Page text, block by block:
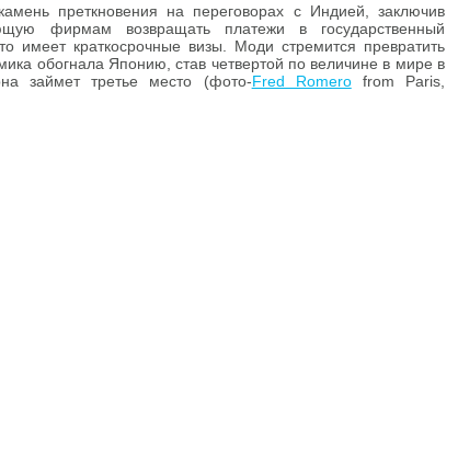
преткновения на переговорах с Индией, заключив
фирмам возвращать платежи в государственный
имеет краткосрочные визы. Моди стремится превратить
обогнала Японию, став четвертой по величине в мире в
займет третье место (фото-Fred Romerofrom Paris,